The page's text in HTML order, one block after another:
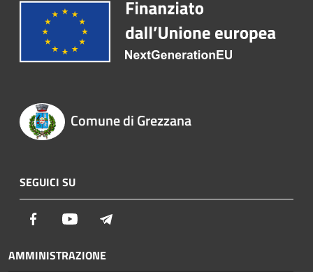
Comune di Grezzana
SEGUICI SU
Facebook Youtube
AMMINISTRAZIONE